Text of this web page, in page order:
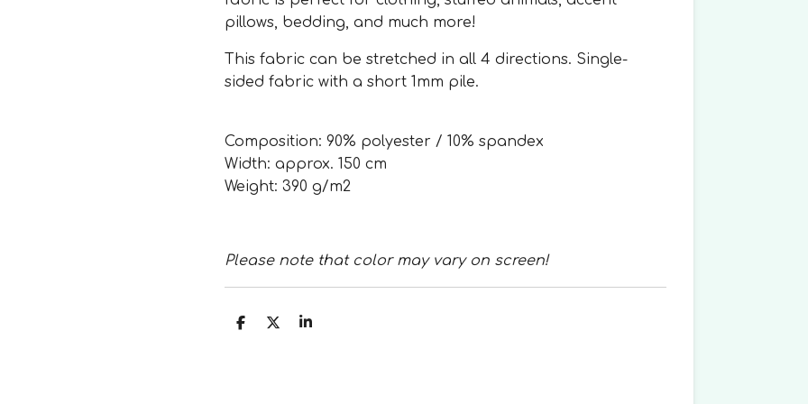
pillows, bedding, and much more!
This fabric can be stretched in all 4 directions. Single-
sided fabric with a short 1mm pile.
Composition: 90% polyester / 10% spandex
Width: approx. 150 cm
Weight: 390 g/m2
Please note that color may vary on screen!
S
S
S